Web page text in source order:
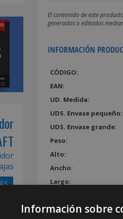
El contenido de este
generados o editados
INFORMACIÓN
CÓDIGO:
EAN:
UD. Medida:
UDS. Envase pequeño:
UDS. Envase grande:
Peso:
Alto:
Ancho:
Largo:
Información sobre